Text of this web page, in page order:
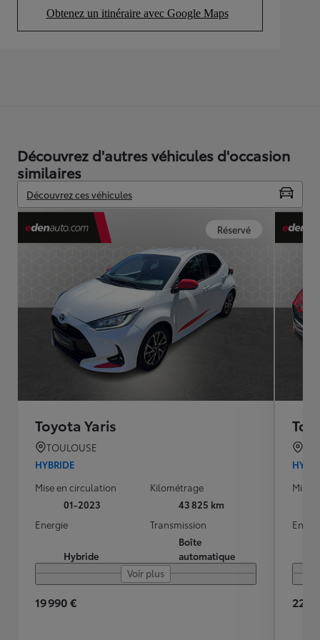
Obtenez un itinéraire avec Google Maps
(Opens in new tab)
Découvrez d'autres véhicules d'occasion
similaires
Découvrez ces véhicules
Réservé
Toyota Yaris
TOULOUSE
HYBRIDE
Mise en circulation
01-2023
Kilométrage
43 825 km
Energie
Hybride
Transmission
Boîte
automatique
Voir plus
19 990 €
Mise
22